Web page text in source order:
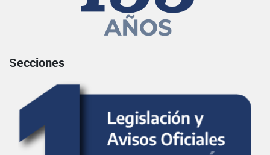
Secciones